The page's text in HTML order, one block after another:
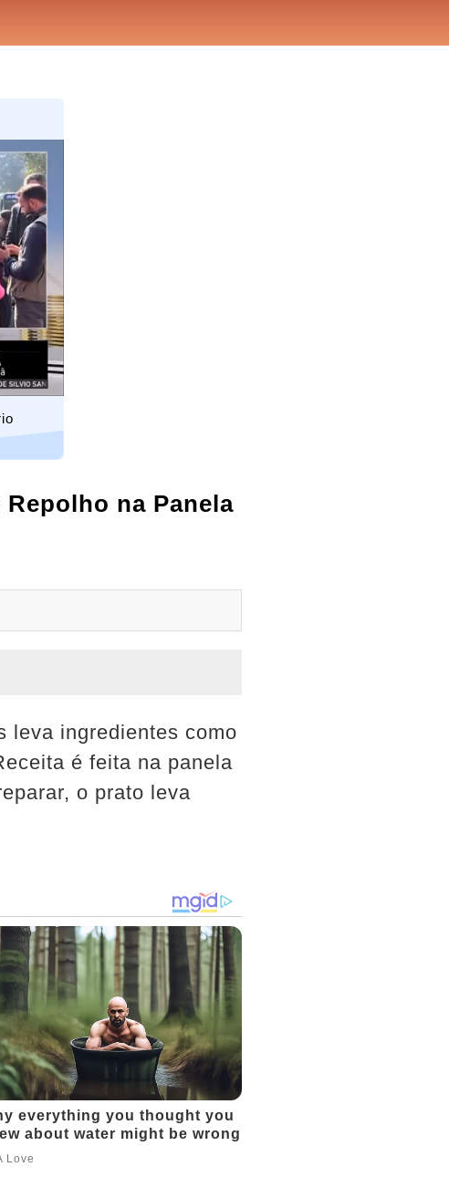
na Panela
leva ingredientes como
é feita na panela
o prato leva